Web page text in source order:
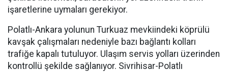
işaretlerine uymaları gerekiyor.
Polatlı-Ankara yolunun Turkuaz mevkiindeki köprülü
kavşak çalışmaları nedeniyle bazı bağlantı kolları
trafiğe kapalı tutuluyor. Ulaşım servis yolları üzerinden
kontrollü şekilde sağlanıyor. Sivrihisar-Polatlı